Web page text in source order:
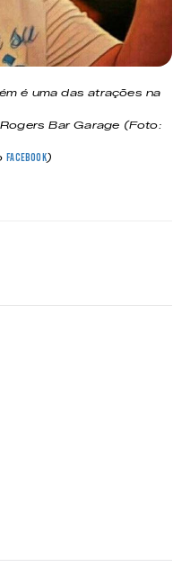
é uma das atrações na
Bar Garage (Foto:
Facebook)